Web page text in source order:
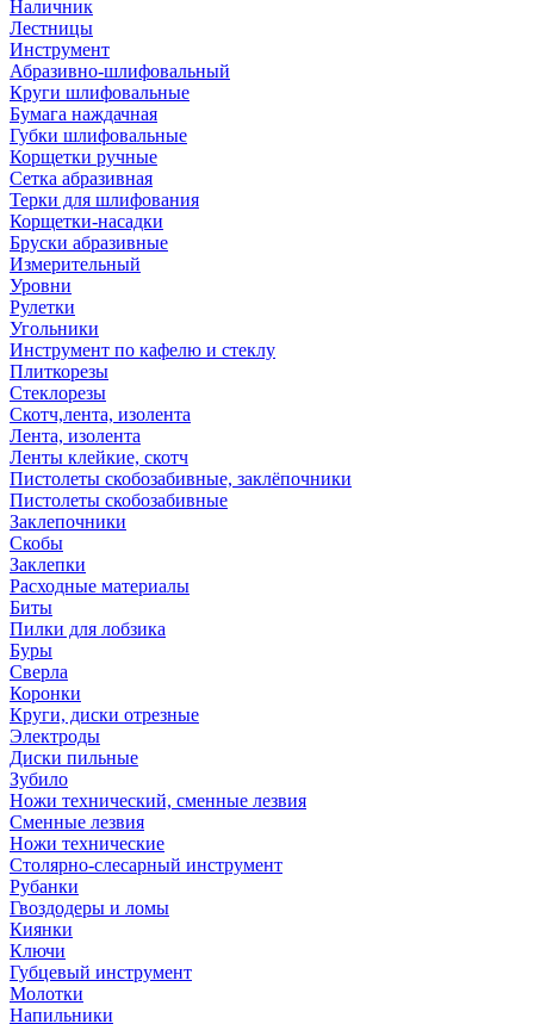
Наличник
Лестницы
Инструмент
Абразивно-шлифовальный
Круги шлифовальные
Бумага наждачная
Губки шлифовальные
Корщетки ручные
Сетка абразивная
Терки для шлифования
Корщетки-насадки
Бруски абразивные
Измерительный
Уровни
Рулетки
Угольники
Инструмент по кафелю и стеклу
Плиткорезы
Стеклорезы
Скотч,лента, изолента
Лента, изолента
Ленты клейкие, скотч
Пистолеты скобозабивные, заклёпочники
Пистолеты скобозабивные
Заклепочники
Скобы
Заклепки
Расходные материалы
Биты
Пилки для лобзика
Буры
Сверла
Коронки
Круги, диски отрезные
Электроды
Диски пильные
Зубило
Ножи технический, сменные лезвия
Сменные лезвия
Ножи технические
Столярно-слесарный инструмент
Рубанки
Гвоздодеры и ломы
Киянки
Ключи
Губцевый инструмент
Молотки
Напильники